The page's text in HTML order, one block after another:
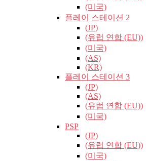
(미국)
플레이 스테이션 2
(JP)
(유럽​​ 연합 (EU))
(미국)
(AS)
(KR)
플레이 스테이션 3
(JP)
(AS)
(유럽​​ 연합 (EU))
(미국)
PSP
(JP)
(유럽​​ 연합 (EU))
(미국)